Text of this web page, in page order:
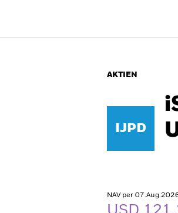
AKTIEN
IJPD
NAV per